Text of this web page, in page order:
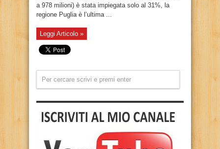
a 978 milioni) è stata impiegata solo al 31%, la
regione Puglia è l’ultima ...
Leggi Articolo »